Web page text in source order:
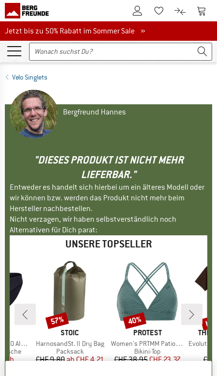
Zum KundenkontoZum Merkzettel.
Zum Zum
Jetzt bis zu 50% Rabatt im Sommer Sale
Jetzt bis zu 50% Rabatt im Sommer Sale »
Velo Singlets
Bergfreund Hannes
"DIESES PRODUKT IST NICHT MEHR
LIEFERBAR."
Entweder es handelt sich hierbei um ein älteres Modell oder
wir können bzw. werden das Produkt nicht mehr beim
Hersteller nachbestellen.
Nicht verzagen, wir haben selbstverständlich noch
Alternativen für Dich parat:
UNSERE TOPSELLER
Brief
Preis
ab
MARKE
STOIC
Artikel
HarnosandSt. II Dry Bag
Produktgruppe
Packsack
Preis
CHF 9.80 reduzierter Preis
ab CHF 4.21
Rabatt
57%
MARKE
PROTEST
Artikel
Women's PRTMM Patio Triangle
Produktgruppe
Bikini-Top
Preis
CHF 38.95reduzierter Preis
CHF 23.37
Rabatt
40%
THE
Artikel
Evolution